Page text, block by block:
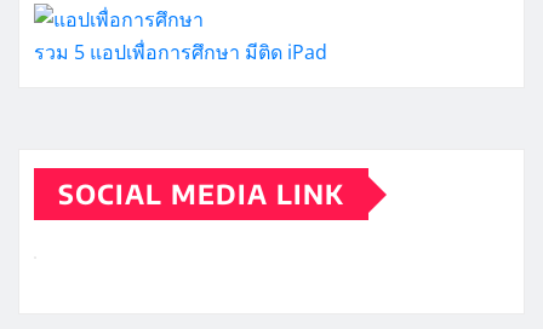
รวม 5 แอปเพื่อการศึกษา มีติด iPad
SOCIAL MEDIA LINK